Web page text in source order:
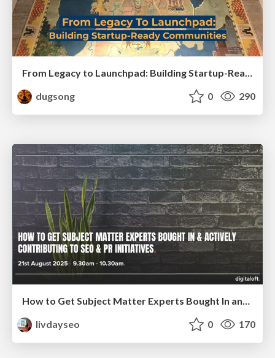
From Legacy to Launchpad: Building Startup-Ready Communities
dugsong
0 290
How to Get Subject Matter Experts Bought In and Actively Contributing to SEO & PR Initiatives.
livdayseo
0 170